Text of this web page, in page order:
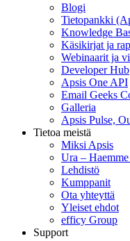
Blogi
Tietopankki
Knowledge
Käsikirjat ja
Webinaarit ja
Developer Hub
Apsis One API
Email Geeks
Galleria
Apsis Pulse,
Tietoa meistä
Miksi Apsis
Ura –
Lehdistö
Kumppanit
Ota yhteyttä
Yleiset ehdot
efficy Group
Support